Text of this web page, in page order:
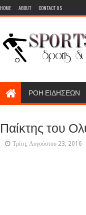
HOME ABOUT CONTACT US
ΡΟΗ ΕΙΔΗΣΕΩΝ
Παίκτης του
Τρίτη, Αυγούστου 23, 2016